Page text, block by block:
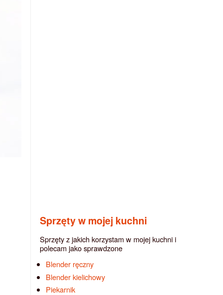
Sprzęty w mojej kuchni
Sprzęty z jakich korzystam w mojej kuchni i
polecam jako sprawdzone
Blender ręczny
Blender kielichowy
Piekarnik